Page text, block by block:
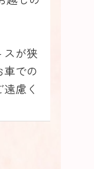
スが狭
車での
慮く